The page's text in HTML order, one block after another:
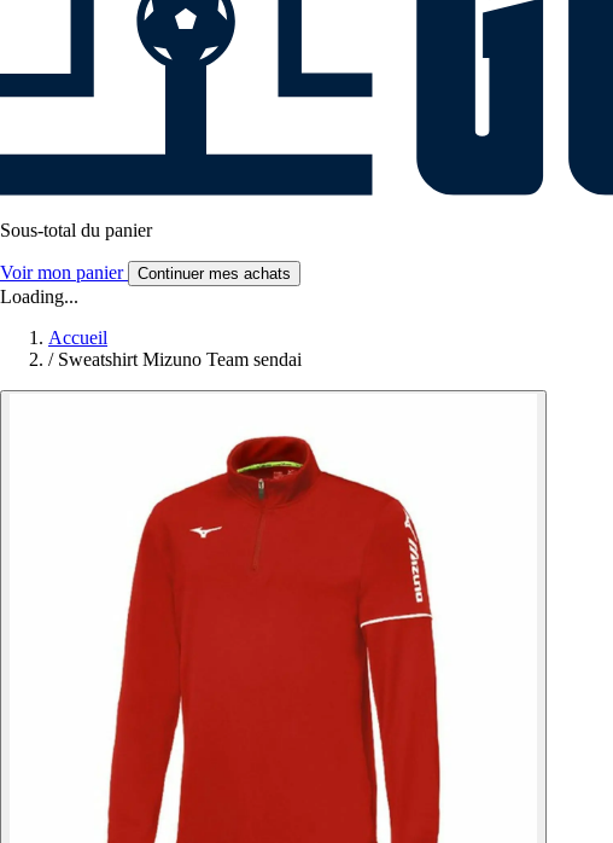
Sous-total du panier
Voir mon panier Continuer mes achats
Loading...
Accueil
/ Sweatshirt Mizuno Team sendai